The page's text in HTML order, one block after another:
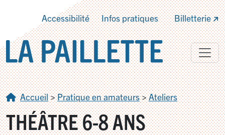
Accessibilité Infos pratiques Billetterie
Accueil>Pratique en amateurs>Ateliers
THÉÂTRE 6-8 ANS